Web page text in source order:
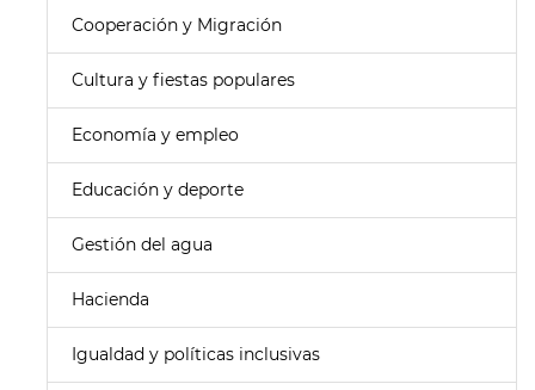
Cooperación y Migración
Cultura y fiestas populares
Economía y empleo
Educación y deporte
Gestión del agua
Hacienda
Igualdad y políticas inclusivas